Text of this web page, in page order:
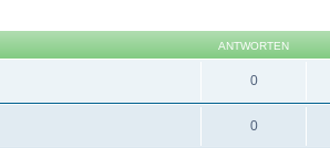
ANTWORTEN
0
0